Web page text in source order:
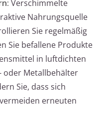
Verschimmelte
Nahrungsquelle
Sie regelmäßig
Sie befallene Produkte
in luftdichten
oder Metallbehälter
Sie, dass sich
erneuten